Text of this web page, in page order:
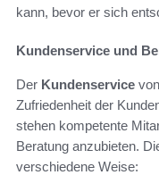
kann, bevor er sich
Kundenservice und
Der Kundenservice
Zufriedenheit der
stehen kompetente
Beratung anzubieten.
verschiedene Weise: